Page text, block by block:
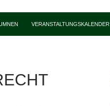
VERANSTALTUNGSKALENDER